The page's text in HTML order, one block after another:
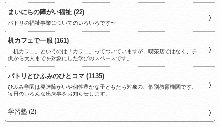
まいにちの障がい福祉 (22)
パトリの福祉事業についてのいろいろです〜
机カフェで一服 (161)
「机カフェ」というのは「カフェ」ってついていますが、喫茶店ではなく、子
供から大人までを対象にした学びのスペースです。
パトリとひふみのひとコマ (1135)
ひふみ学園は発達障がいや個性豊かな子どもたち対象の、個別教育機関です。
毎日のいろんな出来事をお知らせします。
学習塾 (2)